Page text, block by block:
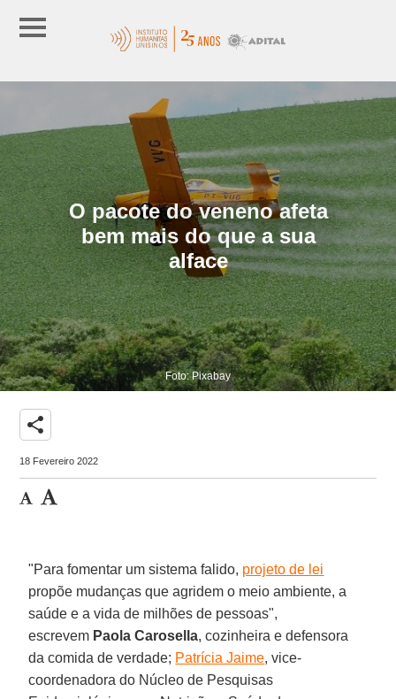
O pacote do veneno afeta
bem mais do que a sua
alface
Foto: Pixabay
share
18 Fevereiro 2022
"Para fomentar um sistema falido, projeto de lei
propõe mudanças que agridem o meio ambiente, a
saúde e a vida de milhões de pessoas",
escrevem Paola Carosella, cozinheira e defensora
da comida de verdade; Patrícia Jaime, vice-
coordenadora do Núcleo de Pesquisas